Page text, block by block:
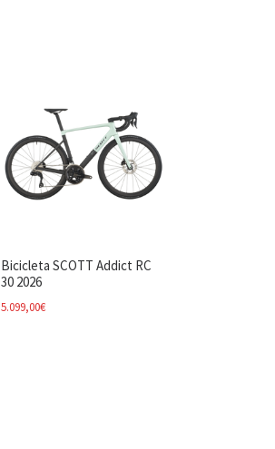
Bicicleta SCOTT Addict RC
30 2026
5.099,00€